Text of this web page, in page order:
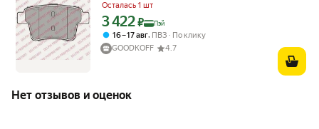
Осталась 1 шт
Цена с картой Яндекс Пэй 3422 ₽ вместо
3 422₽ Пэй
16 – 17 авг, ПВЗ
По клику
GOODKOFF
4.7
Нет отзывов и оценок